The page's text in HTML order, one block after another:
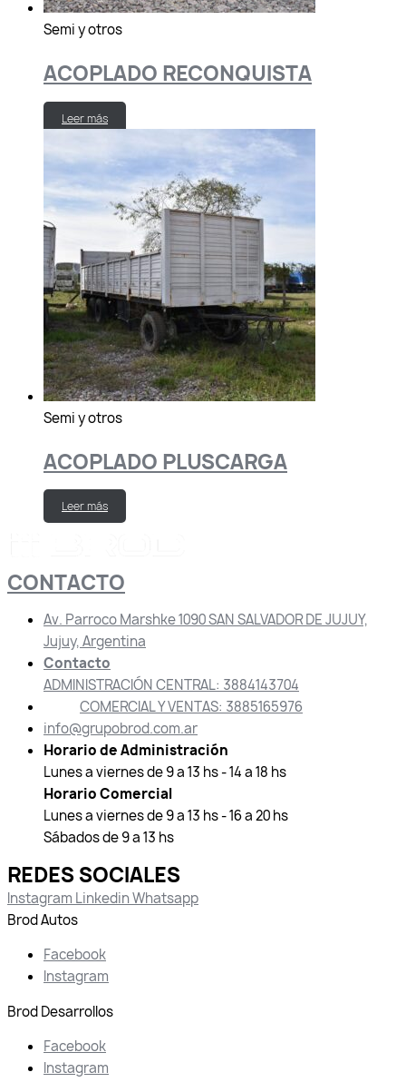
Semi y otros
ACOPLADO RECONQUISTA
Leer más
Semi y otros
ACOPLADO PLUSCARGA
Leer más
CONTACTO
Av. Parroco Marshke 1090 SAN SALVADOR DE JUJUY,
Jujuy, Argentina
Contacto
ADMINISTRACIÓN CENTRAL: 3884143704
COMERCIAL Y VENTAS: 3885165976
info@grupobrod.com.ar
Horario de Administración
Lunes a viernes de 9 a 13 hs - 14 a 18 hs
Horario Comercial
Lunes a viernes de 9 a 13 hs - 16 a 20 hs
Sábados de 9 a 13 hs
REDES SOCIALES
Instagram LinkedinWhatsapp
Brod Autos
Facebook
Instagram
Brod Desarrollos
Facebook
Instagram